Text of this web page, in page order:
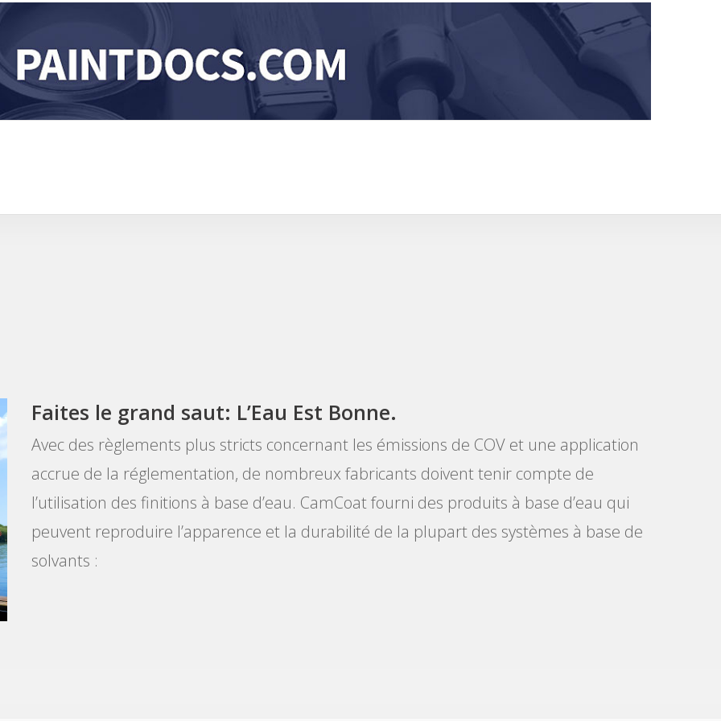
Faites le grand saut: L’Eau Est Bonne.
Avec des règlements plus stricts concernant les émissions de COV et une application
accrue de la réglementation, de nombreux fabricants doivent tenir compte de
l’utilisation des finitions à base d’eau. CamCoat fourni des produits à base d’eau qui
peuvent reproduire l’apparence et la durabilité de la plupart des systèmes à base de
solvants :